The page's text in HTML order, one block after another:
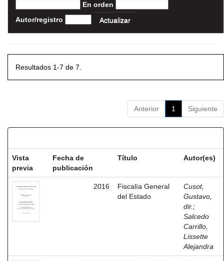
En orden
Autor/registro
Resultados 1-7 de 7.
Anterior 1 Siguiente
Vista
previa
Fecha de
publicación
Título Autor(es)
2016
Fiscalía General
del Estado
Cusot,
Gustavo,
dir. ;
Salcedo
Carrillo,
Lissette
Alejandra